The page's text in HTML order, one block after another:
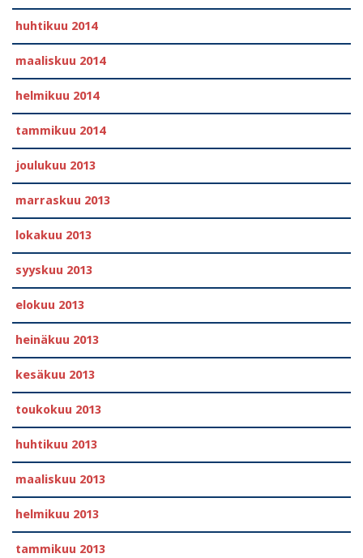
huhtikuu 2014
maaliskuu 2014
helmikuu 2014
tammikuu 2014
joulukuu 2013
marraskuu 2013
lokakuu 2013
syyskuu 2013
elokuu 2013
heinäkuu 2013
kesäkuu 2013
toukokuu 2013
huhtikuu 2013
maaliskuu 2013
helmikuu 2013
tammikuu 2013